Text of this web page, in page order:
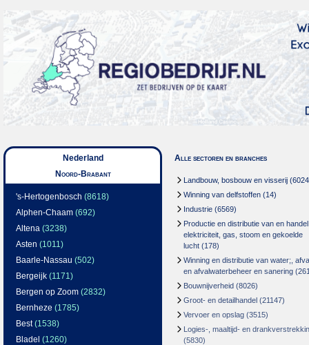
Nederland
Noord-Brabant
's-Hertogenbosch (8618)
Alphen-Chaam (692)
Altena (3238)
Asten (1011)
Baarle-Nassau (502)
Bergeijk (1171)
Bergen op Zoom (2832)
Bernheze (1785)
Best(1538)
Bladel (1260)
Alle sectoren en branches
Landbouw, bosbouw en visserij
Winning van delfstoffen (14)
Industrie (6569)
Productie en distributie van en
elektriciteit, gas, stoom en gekoelde
lucht (178)
Winning en distributie van water;,
en afvalwaterbeheer en sanering
Bouwnijverheid (8026)
Groot- en detailhandel (21147)
Vervoer en opslag (3515)
Logies-, maaltijd- en
(5830)